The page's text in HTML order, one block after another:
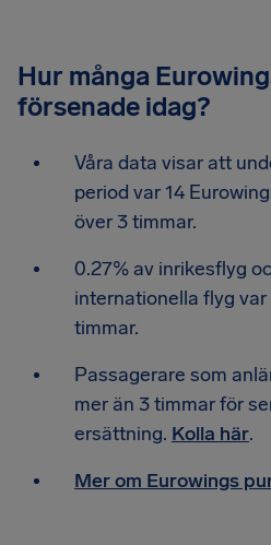
Hur många
försenade idag?
Våra data visar att
period var 14
över 3 timmar.
0.27% av inrikesflyg
internationella flyg
timmar.
Passagerare som
mer än 3 timmar för
ersättning. Kolla här.
Mer om Eurowings